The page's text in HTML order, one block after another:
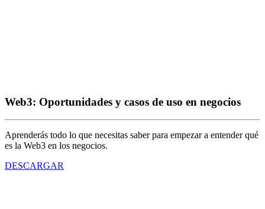
Web3: Oportunidades y casos de uso en negocios
Aprenderás todo lo que necesitas saber para empezar a entender qué
es la Web3 en los negocios.
DESCARGAR